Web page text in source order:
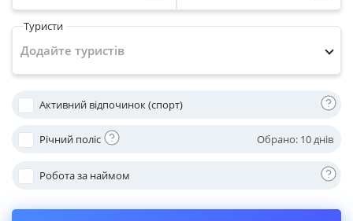
Майно
Довідник компаній
Новини
Партнерська програма
Реферальна програма
Туристи
Додайте туристів
Активний відпочинок (спорт)
Річний поліс Oбрано: 10 днів
Робота за наймом